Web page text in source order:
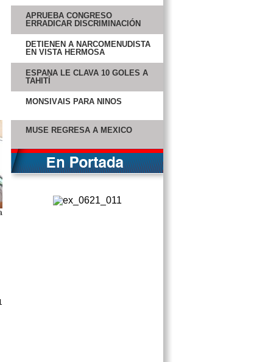
APRUEBA CONGRESO
ERRADICAR DISCRIMINACIÓN
DETIENEN A NARCOMENUDISTA
EN VISTA HERMOSA
ESPAÑA LE CLAVA 10 GOLES A
TAHITÍ
MONSIVÁIS PARA NIÑOS
MUSE REGRESA A MÉXICO
UN TERCIO DE LAS MUJERES
SUFREN VIOLENCIA FAMILIAR
GIRA POR LONDRES